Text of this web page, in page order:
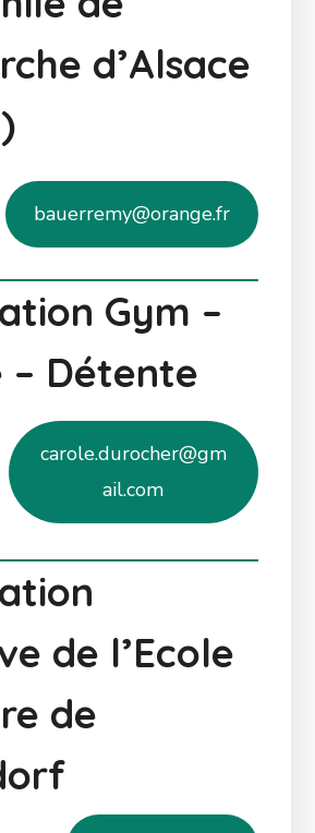
d’Alsace
bauerremy@orange.fr
Gym –
– Détente
carole.durocher@gm
ail.com
de l’Ecole
de